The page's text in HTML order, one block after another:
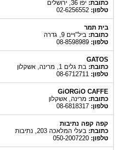
כתובת:יפו 36, ירושלים
טלפון:02-6256552
בית תמר
כתובת:ביל"ויים 9, גדרה
טלפון:08-8598989
GATOS
כתובת:בת גלים 1, מרינה, אשקלון
טלפון:08-6712711
GiORGiO CAFFE
כתובת:מרינה, אשקלון
טלפון:08-6818317
קפה קפה נתיבות
כתובת:בעלי המלאכה 203, נתיבות
טלפון:050-2007220